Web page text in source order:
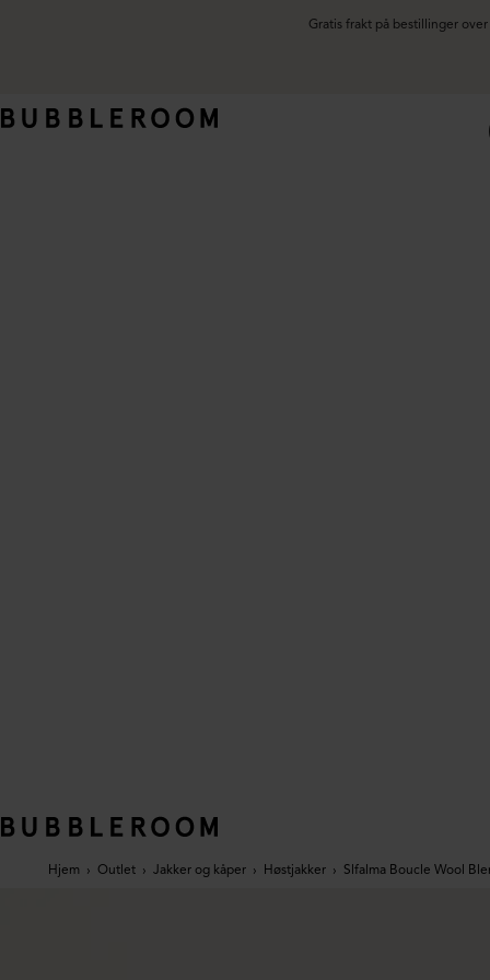
Gratis frakt på bestillinger
Hjem › Outlet › Jakker og kåper › Høstjakker › Slfalma Boucle Wool